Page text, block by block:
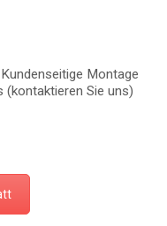
Montage
(kontaktieren Sie uns)